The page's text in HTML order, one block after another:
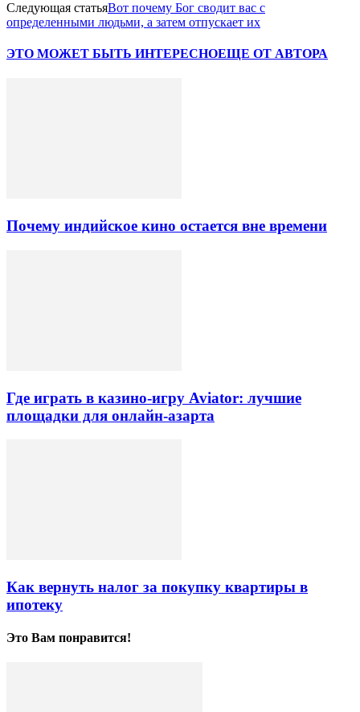
Следующая статьяВот почему Бог сводит вас с
определенными людьми, а затем отпускает их
ЭТО МОЖЕТ БЫТЬ ИНТЕРЕСНОЕЩЕ ОТ АВТОРА
Почему индийское кино остается вне времени
Где играть в казино-игру Aviator: лучшие
площадки для онлайн-азарта
Как вернуть налог за покупку квартиры в
ипотеку
Это Вам понравится!